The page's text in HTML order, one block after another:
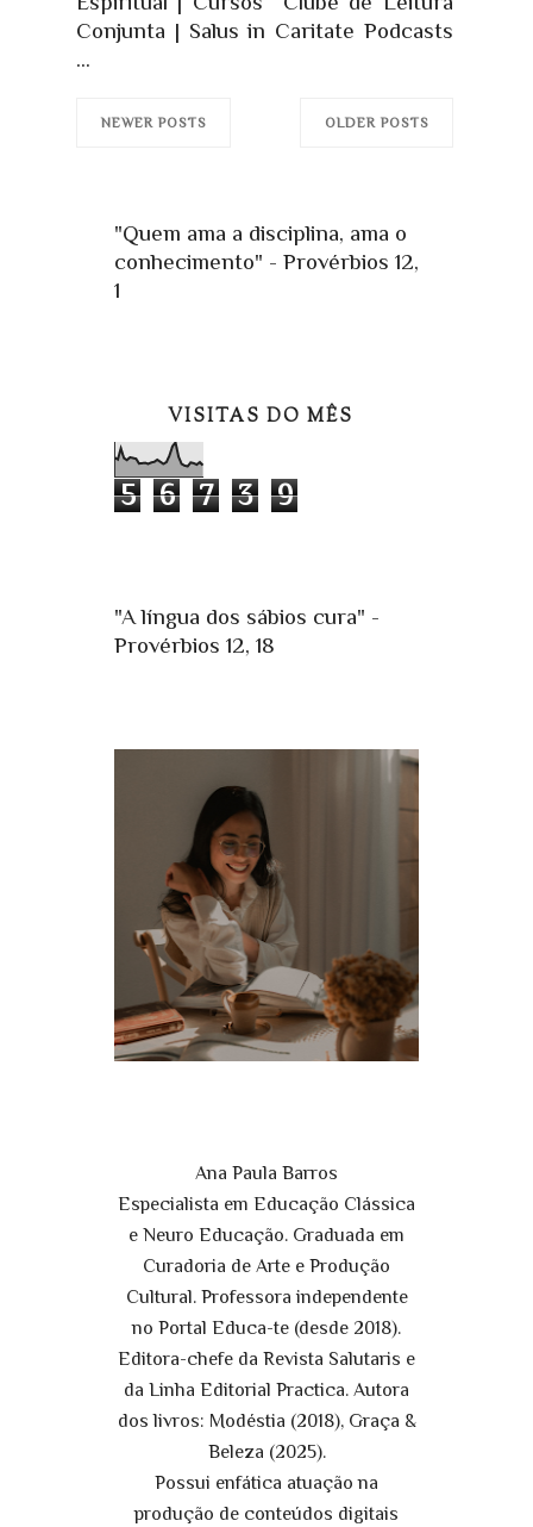
Conjunta | Salus in Caritate Podcasts
...
NEWER POSTS OLDER POSTS
"Quem ama a disciplina, ama o
conhecimento" - Provérbios 12,
1
VISITAS DO MÊS
5 6 7 3 9
"A língua dos sábios cura" -
Provérbios 12, 18
Ana Paula Barros
Especialista em Educação Clássica
e Neuro Educação. Graduada em
Curadoria de Arte e Produção
Cultural. Professora independente
no Portal Educa-te (desde 2018).
Editora-chefe da Revista Salutaris e
da Linha Editorial Practica. Autora
dos livros: Modéstia (2018), Graça &
Beleza (2025).
Possui enfática atuação na
produção de conteúdos digitais